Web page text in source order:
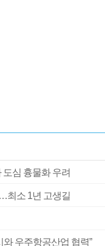
심 흉물화 우려
최소 1년 고생길
우주항공산업 협력”